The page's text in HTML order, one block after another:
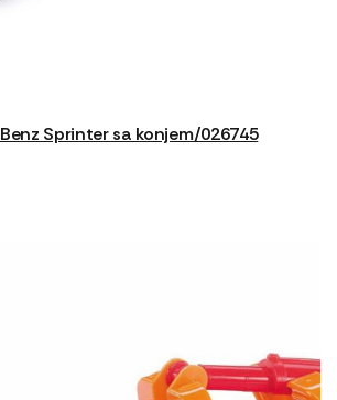
Sprinter sa konjem/026745